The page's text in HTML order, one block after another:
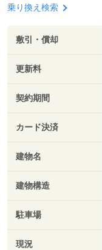
乗り換え検索
敷引・償却
更新料
契約期間
カード決済
建物名
建物構造
駐車場
現況